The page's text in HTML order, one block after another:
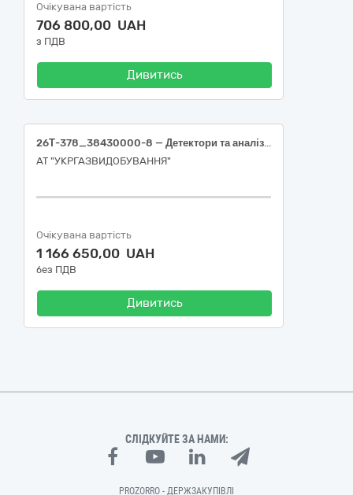
Очікувана вартість
706 800,00 UAH
з ПДВ
Дивитись
26Т-378_38430000-8 — Детектори та аналізатори (Трасопошукова система)
АТ "УКРГАЗВИДОБУВАННЯ"
Очікувана вартість
1 166 650,00 UAH
без ПДВ
Дивитись
СЛІДКУЙТЕ ЗА НАМИ:
PROZORRO - ДЕРЖЗАКУПІВЛІ